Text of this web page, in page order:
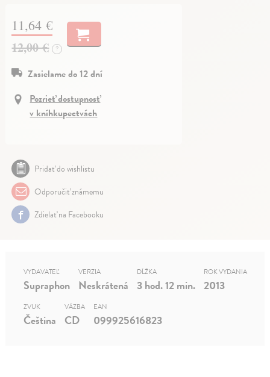
11,64 €
12,00 € ?
Zasielame do 12 dní
Pozrieť dostupnosť
v kníhkupectvách
Pridať do wishlistu
Odporučiť známemu
Zdielať na Facebooku
VYDAVATEĽ
Supraphon
VERZIA
Neskrátená
DĹŽKA
3 hod. 12 min.
ROK VYDANIA
2013
ZVUK
Čeština
VÄZBA
CD
EAN
099925616823